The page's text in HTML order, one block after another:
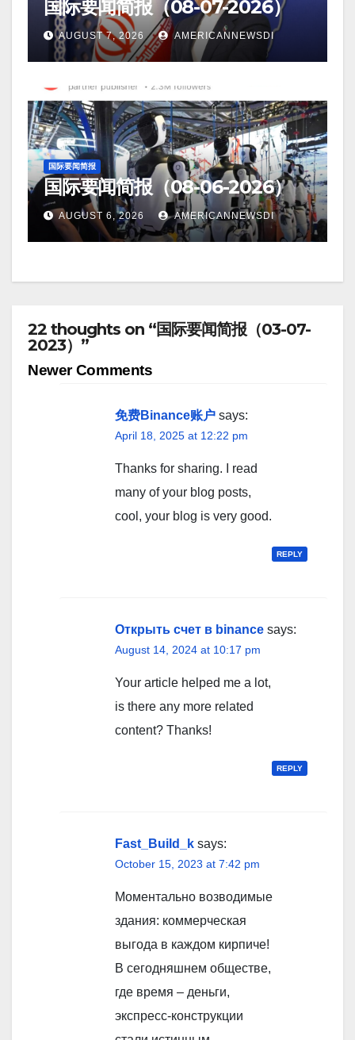
国际要闻简报（08-07-2026）
AUGUST 7, 2026 AMERICANNEWSDI
国际要闻简报
国际要闻简报（08-06-2026）
AUGUST 6, 2026 AMERICANNEWSDI
22 thoughts on “国际要闻简报（03-07-
2023）”
Comment
navigation
Newer Comments
免费Binance账户 says:
April 18, 2025 at 12:22 pm
Thanks for sharing. I read
many of your blog posts,
cool, your blog is very good.
REPLY
Открыть счет в binance says:
August 14, 2024 at 10:17 pm
Your article helped me a lot,
is there any more related
content? Thanks!
REPLY
Fast_Build_k says:
October 15, 2023 at 7:42 pm
Моментально возводимые
здания: коммерческая
выгода в каждом кирпиче!
В сегодняшнем обществе,
где время – деньги,
экспресс-конструкции